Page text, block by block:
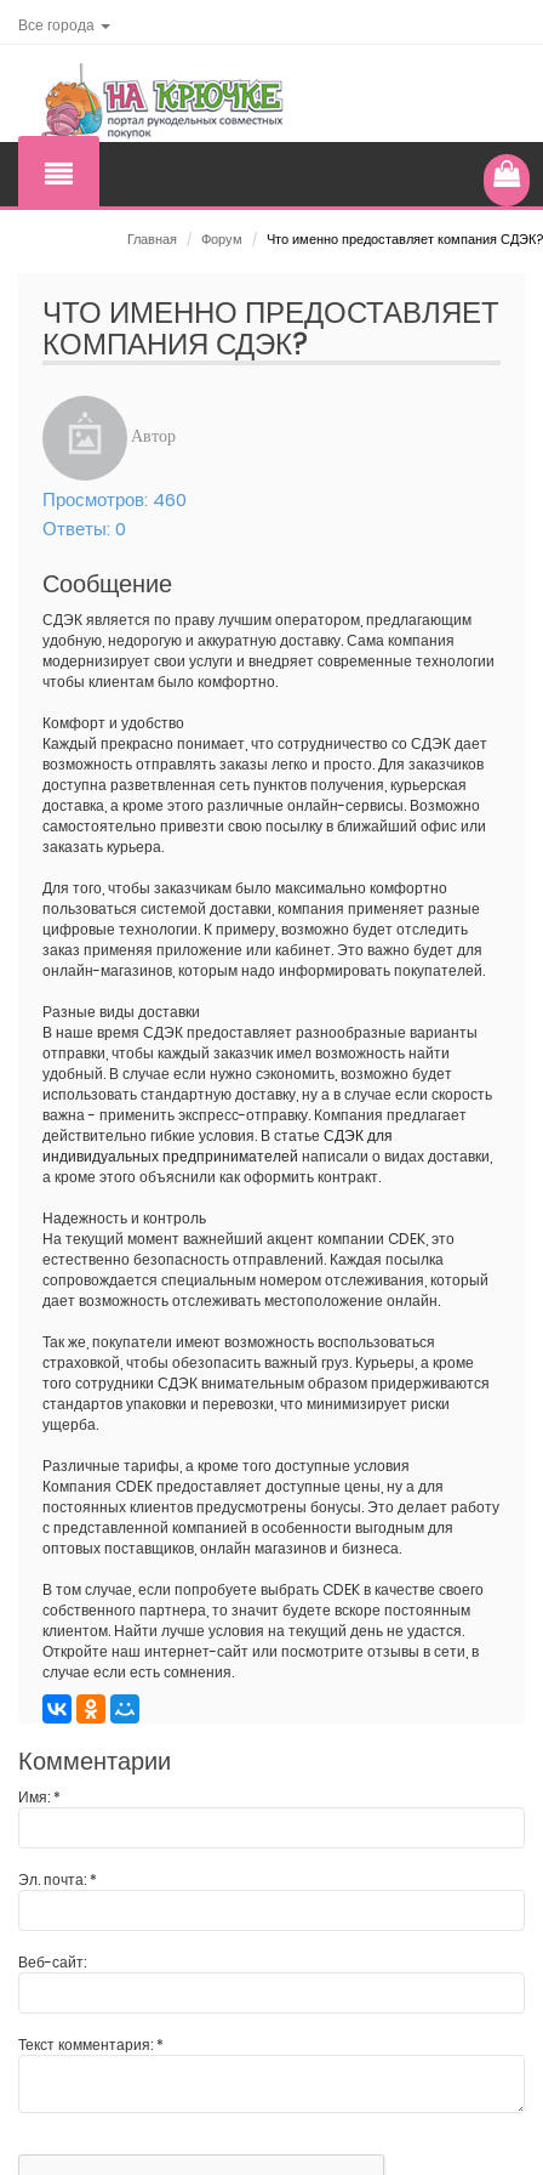
Все города
Главная / Форум / Что именно предоставляет компания СДЭК?
ЧТО ИМЕННО ПРЕДОСТАВЛЯЕТ
КОМПАНИЯ СДЭК?
Автор
Просмотров: 460
Ответы: 0
Сообщение
СДЭК является по праву лучшим оператором, предлагающим
удобную, недорогую и аккуратную доставку. Сама компания
модернизирует свои услуги и внедряет современные технологии
чтобы клиентам было комфортно.
Комфорт и удобство
Каждый прекрасно понимает, что сотрудничество со СДЭК дает
возможность отправлять заказы легко и просто. Для заказчиков
доступна разветвленная сеть пунктов получения, курьерская
доставка, а кроме этого различные онлайн-сервисы. Возможно
самостоятельно привезти свою посылку в ближайший офис или
заказать курьера.
Для того, чтобы заказчикам было максимально комфортно
пользоваться системой доставки, компания применяет разные
цифровые технологии. К примеру, возможно будет отследить
заказ применяя приложение или кабинет. Это важно будет для
онлайн-магазинов, которым надо информировать покупателей.
Разные виды доставки
В наше время СДЭК предоставляет разнообразные варианты
отправки, чтобы каждый заказчик имел возможность найти
удобный. В случае если нужно сэкономить, возможно будет
использовать стандартную доставку, ну а в случае если скорость
важна - применить экспресс-отправку. Компания предлагает
действительно гибкие условия. В статье СДЭК для
индивидуальных предпринимателей написали о видах доставки,
а кроме этого объяснили как оформить контракт.
Надежность и контроль
На текущий момент важнейший акцент компании CDEK, это
естественно безопасность отправлений. Каждая посылка
сопровождается специальным номером отслеживания, который
дает возможность отслеживать местоположение онлайн.
Так же, покупатели имеют возможность воспользоваться
страховкой, чтобы обезопасить важный груз. Курьеры, а кроме
того сотрудники СДЭК внимательным образом придерживаются
стандартов упаковки и перевозки, что минимизирует риски
ущерба.
Различные тарифы, а кроме того доступные условия
Компания CDEK предоставляет доступные цены, ну а для
постоянных клиентов предусмотрены бонусы. Это делает работу
с представленной компанией в особенности выгодным для
оптовых поставщиков, онлайн магазинов и бизнеса.
В том случае, если попробуете выбрать CDEK в качестве своего
собственного партнера, то значит будете вскоре постоянным
клиентом. Найти лучше условия на текущий день не удастся.
Откройте наш интернет-сайт или посмотрите отзывы в сети, в
случае если есть сомнения.
Комментарии
Имя:*
Эл. почта:*
Веб-сайт:
Текст комментария:*